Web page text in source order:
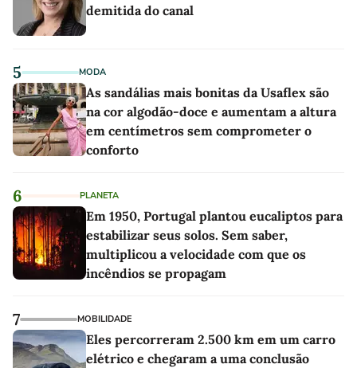
demitida do canal
5 MODA
As sandálias mais bonitas da Usaflex são
na cor algodão-doce e aumentam a altura
em centímetros sem comprometer o
conforto
6 PLANETA
Em 1950, Portugal plantou eucaliptos para
estabilizar seus solos. Sem saber,
multiplicou a velocidade com que os
incêndios se propagam
7 MOBILIDADE
Eles percorreram 2.500 km em um carro
elétrico e chegaram a uma conclusão